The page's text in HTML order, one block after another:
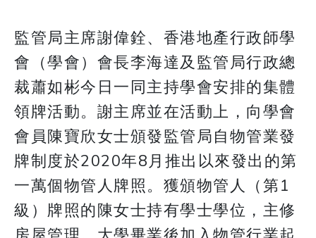
監管局主席謝偉銓、香港地產行政師學
會（學會）會長李海達及監管局行政總
裁蕭如彬今日一同主持學會安排的集體
領牌活動。謝主席並在活動上，向學會
會員陳寶欣女士頒發監管局自物管業發
牌制度於2020年8月推出以來發出的第
一萬個物管人牌照。獲頒物管人（第1
級）牌照的陳女士持有學士學位，主修